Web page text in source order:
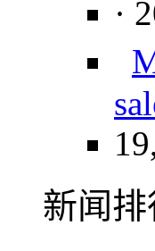
·
新闻排